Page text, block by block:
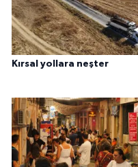
Kırsal yollara neşter